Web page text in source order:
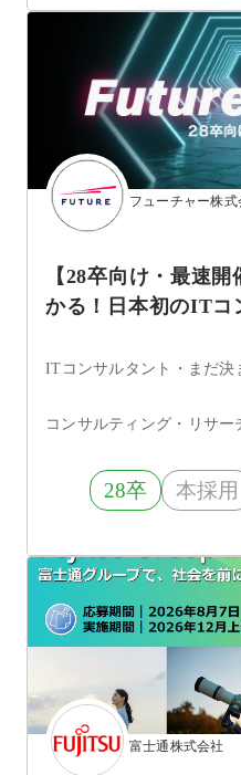
フューチャー株式
【28卒向け・最速
かる！日本初のIT
ITコンサルタント・まだ決
コンサルティング・リサー
28卒 本採用
富士通株式会社